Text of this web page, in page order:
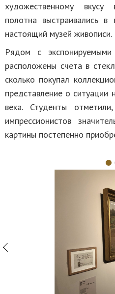
художественному
полотна выстраивались
настоящий музей живописи.
Рядом с
расположены счета в
сколько покупал
представление о ситуации
века. Студенты
импрессионистов
картины постепенно